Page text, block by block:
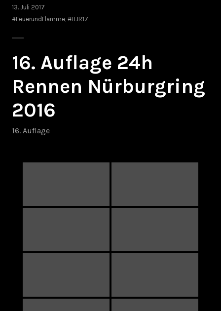
13. Juli 2017
#FeuerundFlamme #HJR17
16. Auflage 24h
Rennen Nürburgring
2016
16. Auflage